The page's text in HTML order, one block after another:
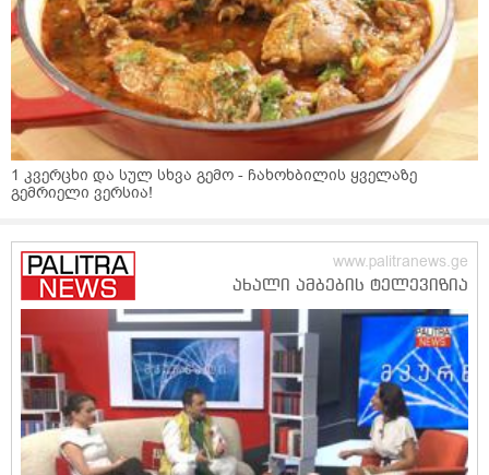
1 კვერცხი და სულ სხვა გემო - ჩახოხბილის ყველაზე
გემრიელი ვერსია!